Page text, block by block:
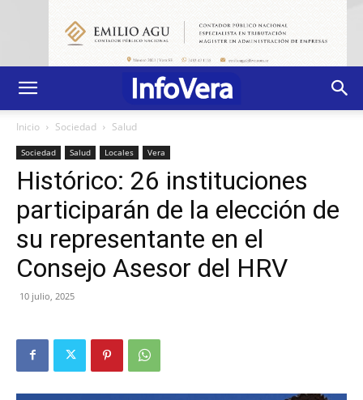
Inicio Sociedad Salud
Sociedad Salud Locales Vera
Histórico: 26 instituciones
participarán de la elección de
su representante en el
Consejo Asesor del HRV
10 julio, 2025